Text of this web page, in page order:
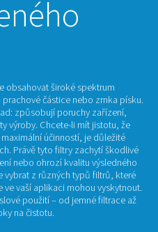
může obsahovat široké